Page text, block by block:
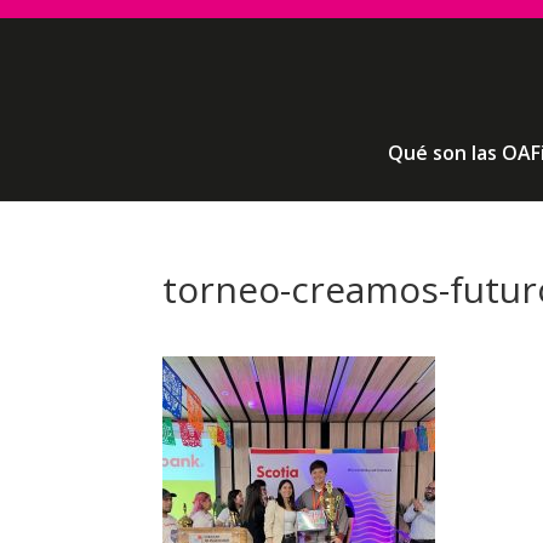
Qué son las
torneo-creamos-